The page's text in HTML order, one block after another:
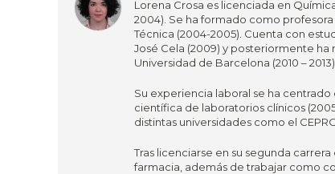
Lorena Crosa es licenciada en
2004). Se ha formado como
Técnica (2004-2005). Cuenta con
José Cela (2009) y posteriormente
Universidad de Barcelona (2010 – 2013).
Su experiencia laboral se ha
científica de laboratorios clínicos
distintas universidades como el
Tras licenciarse en su segunda
farmacia, además de trabajar como